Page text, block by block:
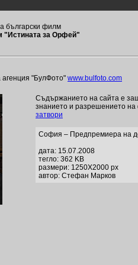
български филм
"Истината за Орфей"
"БулФото" www.bulfoto.com
Съдържанието на сайта е
знанието и разрешението
затвори
София – Предпремиера на
дата: 15.07.2008
тегло: 362 KB
размери: 1250X2000 px
автор: Стефан Марков